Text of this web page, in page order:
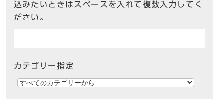
込みたいときはスペースを入れて複数入力してく
ださい。
カテゴリー指定